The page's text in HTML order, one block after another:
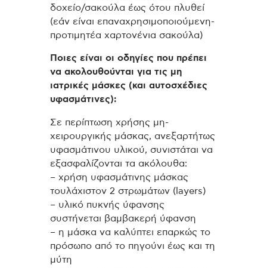
δοχείο/σακούλα έως ότου πλυθεί
(εάν είναι επαναχρησιμοποιούμενη-
προτιμητέα χαρτονένια σακούλα)
Ποιες είναι οι οδηγίες που πρέπει
να ακολουθούνται για τις μη
ιατρικές μάσκες (και αυτοσχέδιες
υφασμάτινες):
Σε περίπτωση χρήσης μη-
χειρουργικής μάσκας, ανεξαρτήτως
υφασμάτινου υλικού, συνιστάται να
εξασφαλίζονται τα ακόλουθα:
– χρήση υφασμάτινης μάσκας
τουλάχιστον 2 στρωμάτων (layers)
– υλικό πυκνής ύφανσης
συστήνεται βαμβακερή ύφανση
– η μάσκα να καλύπτει επαρκώς το
πρόσωπο από το πηγούνι έως και τη
μύτη